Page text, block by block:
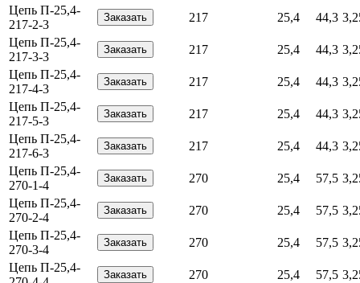
Цепь П-25,4-
217-2-3
217 25,4 44,3
Цепь П-25,4-
217-3-3
217 25,4 44,3
Цепь П-25,4-
217-4-3
217 25,4 44,3
Цепь П-25,4-
217-5-3
217 25,4 44,3
Цепь П-25,4-
217-6-3
217 25,4 44,3
Цепь П-25,4-
270-1-4
270 25,4 57,5
Цепь П-25,4-
270-2-4
270 25,4 57,5
Цепь П-25,4-
270-3-4
270 25,4 57,5
Цепь П-25,4-
270 25,4 57,5